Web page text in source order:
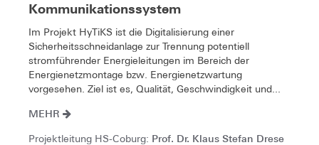
Kommunikationssystem
Im Projekt HyTiKS ist die Digitalisierung einer
Sicherheitsschneidanlage zur Trennung potentiell
stromführender Energieleitungen im Bereich der
Energienetzmontage bzw. Energienetzwartung
vorgesehen. Ziel ist es, Qualität, Geschwindigkeit und...
MEHR
Projektleitung HS-Coburg: Prof. Dr. Klaus Stefan Drese